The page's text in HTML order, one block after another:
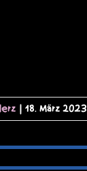
| 18. März 2023